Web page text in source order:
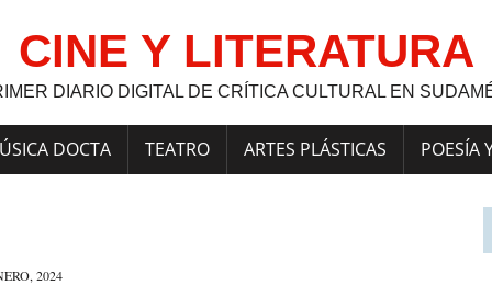
CINE Y LITERATURA
DIARIO DIGITAL DE CRÍTICA CULTURAL EN
DOCTA TEATRO ARTES PLÁSTICAS POESÍA
2024